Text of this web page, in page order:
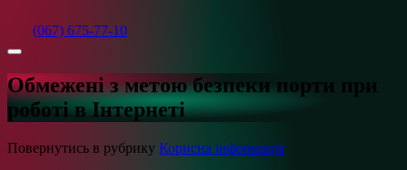
(067) 675-77-10
Обмежені з метою безпеки порти при
роботі в Інтернеті
Повернутись в рубрику Корисна інформація